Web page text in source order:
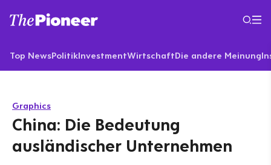
Top NewsPolitikInvestmentWirtschaftDie andere Meinung
Graphics
China: Die Bedeutung
ausländischer Unternehmen